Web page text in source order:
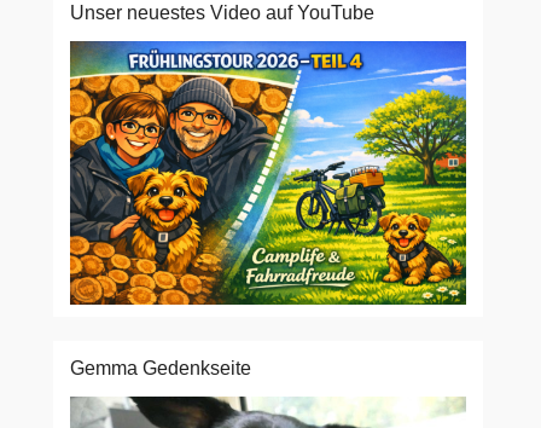
Unser neuestes Video auf YouTube
Gemma Gedenkseite